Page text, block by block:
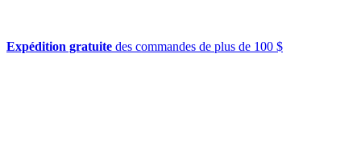
Expédition gratuite des commandes de plus de 100 $